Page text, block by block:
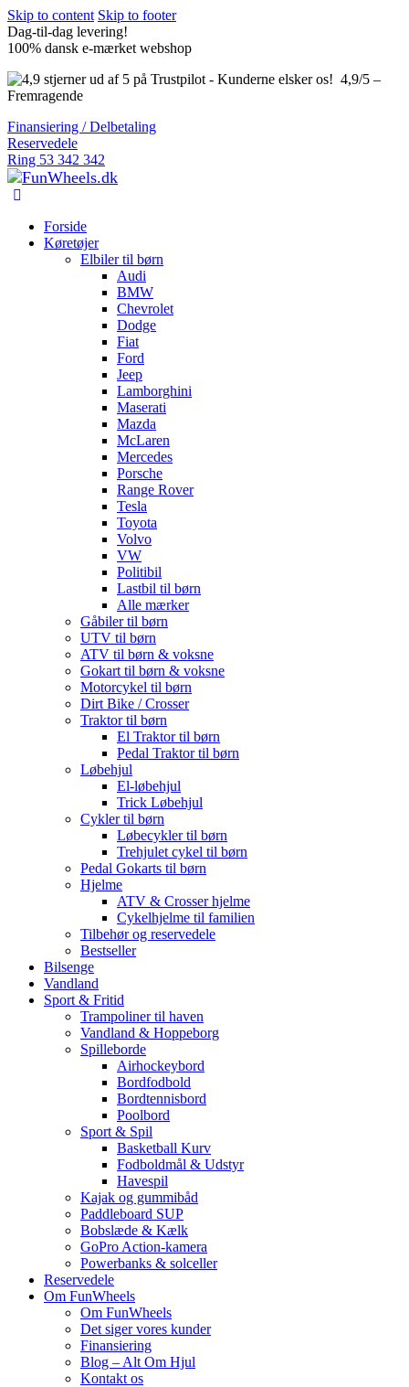
Skip to content Skip to footer
Dag-til-dag levering!
100% dansk e-mærket webshop
4,9/5 –
Fremragende
Finansiering / Delbetaling
Reservedele
Ring 53 342 342
Forside
Køretøjer
Elbiler til børn
Audi
BMW
Chevrolet
Dodge
Fiat
Ford
Jeep
Lamborghini
Maserati
Mazda
McLaren
Mercedes
Porsche
Range Rover
Tesla
Toyota
Volvo
VW
Politibil
Lastbil til børn
Alle mærker
Gåbiler til børn
UTV til børn
ATV til børn & voksne
Gokart til børn & voksne
Motorcykel til børn
Dirt Bike / Crosser
Traktor til børn
El Traktor til børn
Pedal Traktor til børn
Løbehjul
El-løbehjul
Trick Løbehjul
Cykler til børn
Løbecykler til børn
Trehjulet cykel til børn
Pedal Gokarts til børn
Hjelme
ATV & Crosser hjelme
Cykelhjelme til familien
Tilbehør og reservedele
Bestseller
Bilsenge
Vandland
Sport & Fritid
Trampoliner til haven
Vandland & Hoppeborg
Spilleborde
Airhockeybord
Bordfodbold
Bordtennisbord
Poolbord
Sport & Spil
Basketball Kurv
Fodboldmål & Udstyr
Havespil
Kajak og gummibåd
Paddleboard SUP
Bobslæde & Kælk
GoPro Action-kamera
Powerbanks & solceller
Reservedele
Om FunWheels
Om FunWheels
Det siger vores kunder
Finansiering
Blog – Alt Om Hjul
Kontakt os